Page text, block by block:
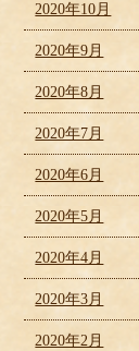
2020年10月
2020年9月
2020年8月
2020年7月
2020年6月
2020年5月
2020年4月
2020年3月
2020年2月